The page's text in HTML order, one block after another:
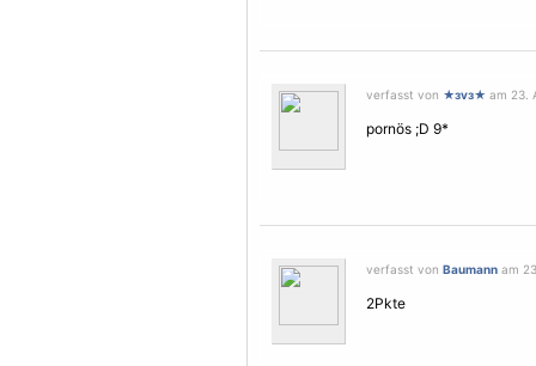
verfasst von ★зvз★ am 23.
pornös ;D 9*
verfasst von Baumann am
2Pkte